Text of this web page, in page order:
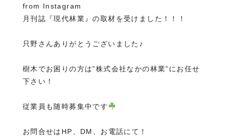
from Instagram
月刊誌『現代林業』の取材を受けました！！！
只野さんありがとうございました♪
樹木でお困りの方は”株式会社なかの林業”にお任せ
下さい！
従業員も随時募集中です
お問合せはHP、DM、お電話にて！